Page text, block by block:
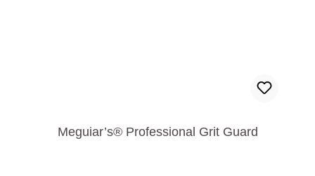
Meguiar’s® Professional Grit Guard